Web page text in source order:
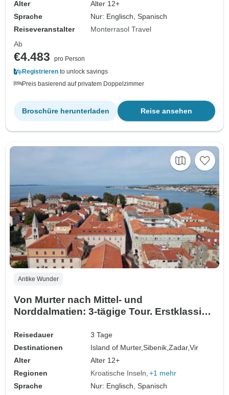
venezianische Arch…
Alter
Alter 12+
Sprache
Nur: Englisch, Spanisch
Reiseveranstalter
Monterrasol Travel
Ab
€4.483
pro Person
Registrieren to unlock savings
Preis basierend auf privatem Doppelzimmer
Reise ansehen
Broschüre herunterladen
Antike Wunder
Von Murter nach Mittel- und
Norddalmatien: 3-tägige Tour. Erstklassige
Nin und mehr! UNESCO-Stätten. Antike
ummauerte Städte. Jede Menge Natur,
Geschichte, venezianische Architektur
und atemberaubende Aussich…
Reisedauer
3 Tage
Destinationen
Island of Murter,Sibenik,Zadar,Vir
Alter
Alter 12+
Regionen
Kroatische Inseln +1 mehr
Sprache
Nur: Englisch, Spanisch